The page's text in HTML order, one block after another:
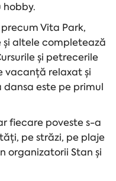
hobby.
Vita Park,
și altele completează
și petrecerile
vacanță relaxat și
este pe primul
fiecare poveste s-a
pe străzi, pe plaje
organizatorii Stan și